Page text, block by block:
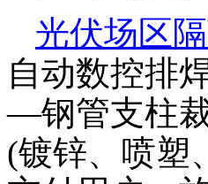
光伏场区
自动数控排
—钢管支柱
(镀锌、喷